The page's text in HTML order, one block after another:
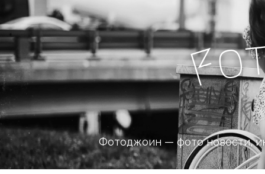
Fo
Фотоджоин — фото новости,